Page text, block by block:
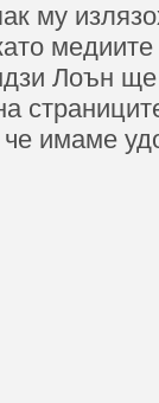
му
Лоън
имаме